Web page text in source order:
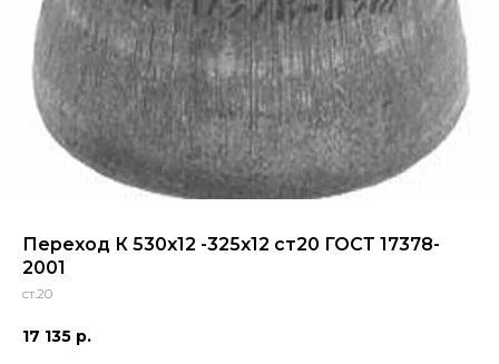
Переход К 530х12 -325х12 ст20 ГОСТ 17378-
2001
ст.20
17 135 р.